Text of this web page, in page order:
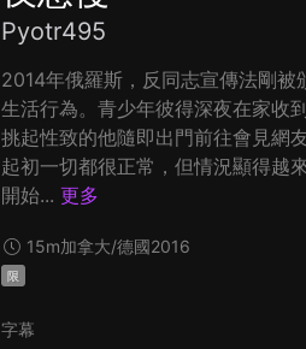
Pyotr495
2014年俄羅斯，反同志宣傳法剛被
生活行為。青少年彼得深夜在家收
挑起性致的他隨即出門前往會見網
起初一切都很正常，但情況顯得越
開始... 更多
15m加拿大/德國2016
限
字幕